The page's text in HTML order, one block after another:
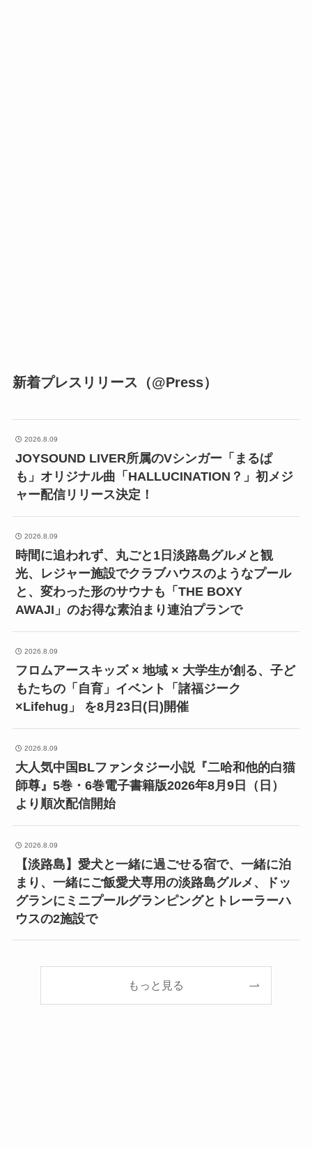
新着プレスリリース（@Press）
2026.8.09
JOYSOUND LIVER所属のVシンガー「まるぱ
も」オリジナル曲「HALLUCINATION？」初メジ
ャー配信リリース決定！
2026.8.09
時間に追われず、丸ごと1日淡路島グルメと観
光、レジャー施設でクラブハウスのようなプール
と、変わった形のサウナも「THE BOXY
AWAJI」のお得な素泊まり連泊プランで
2026.8.09
フロムアースキッズ × 地域 × 大学生が創る、子ど
もたちの「自育」イベント「諸福ジーク
×Lifehug」 を8月23日(日)開催
2026.8.09
大人気中国BLファンタジー小説『二哈和他的白猫
師尊』5巻・6巻電子書籍版2026年8月9日（日）
より順次配信開始
2026.8.09
【淡路島】愛犬と一緒に過ごせる宿で、一緒に泊
まり、一緒にご飯愛犬専用の淡路島グルメ、ドッ
グランにミニプールグランピングとトレーラーハ
ウスの2施設で
もっと見る